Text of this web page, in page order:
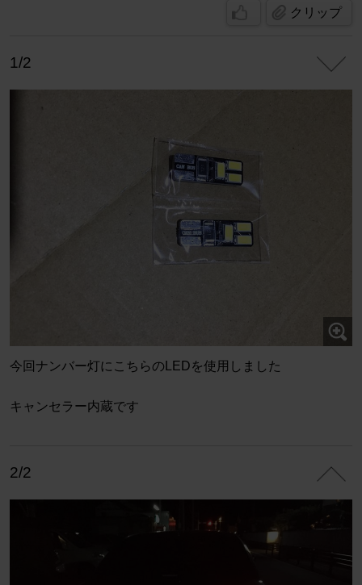
クリップ
1/2
今回ナンバー灯にこちらのLEDを使用しました
キャンセラー内蔵です
2/2